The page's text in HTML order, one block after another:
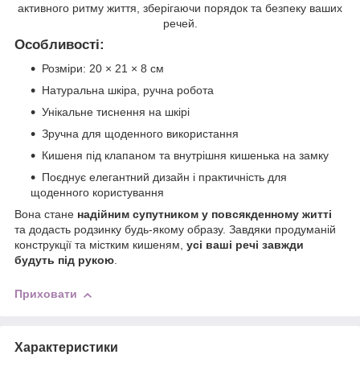
активного ритму життя, зберігаючи порядок та безпеку ваших
речей.
Особливості:
Розміри: 20 × 21 × 8 см
Натуральна шкіра, ручна робота
Унікальне тиснення на шкірі
Зручна для щоденного використання
Кишеня під клапаном та внутрішня кишенька на замку
Поєднує елегантний дизайн і практичність для
щоденного користування
Вона стане надійним супутником у повсякденному житті
та додасть родзинку будь-якому образу. Завдяки продуманій
конструкції та містким кишеням, усі ваші речі завжди
будуть під рукою.
Приховати
Характеристики